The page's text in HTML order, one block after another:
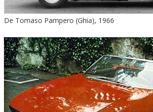
De Tomaso Pampero (Ghia), 1966